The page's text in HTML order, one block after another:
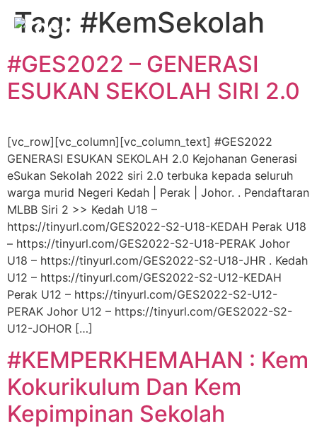
Tag: #KemSekolah
#GES2022 – GENERASI
ESUKAN SEKOLAH SIRI 2.0
[vc_row][vc_column][vc_column_text] #GES2022
GENERASI ESUKAN SEKOLAH 2.0 Kejohanan Generasi
eSukan Sekolah 2022 siri 2.0 terbuka kepada seluruh
warga murid Negeri Kedah | Perak | Johor. . Pendaftaran
MLBB Siri 2 >> Kedah U18 –
https://tinyurl.com/GES2022-S2-U18-KEDAH Perak U18
– https://tinyurl.com/GES2022-S2-U18-PERAK Johor
U18 – https://tinyurl.com/GES2022-S2-U18-JHR . Kedah
U12 – https://tinyurl.com/GES2022-S2-U12-KEDAH
Perak U12 – https://tinyurl.com/GES2022-S2-U12-
PERAK Johor U12 – https://tinyurl.com/GES2022-S2-
U12-JOHOR […]
#KEMPERKHEMAHAN : Kem
Kokurikulum Dan Kem
Kepimpinan Sekolah